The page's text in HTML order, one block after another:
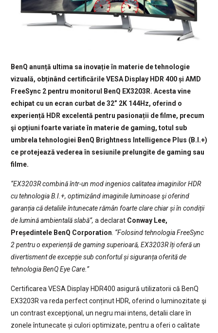
BenQ anunță ultima sa inovație în materie de tehnologie
vizuală, obținând certificările VESA Display HDR 400 și AMD
FreeSync 2 pentru monitorul BenQ EX3203R. Acesta vine
echipat cu un ecran curbat de 32” 2K 144Hz, oferind o
experiență HDR excelentă pentru pasionații de filme, precum
şi opțiuni foarte variate în materie de gaming, totul sub
umbrela tehnologiei BenQ Brightness Intelligence Plus (B.I.+)
ce protejează vederea în sesiunile prelungite de gaming sau
filme.
“EX3203R combină într-un mod ingenios calitatea imaginilor HDR
cu tehnologia B.I.+, optimizând imaginile luminoase şi oferind
garanția că detaliile întunecate rămân foarte clare chiar și în condiții
de lumină ambientală slabă”, a declarat Conway Lee,
Președintele BenQ Corporation. “Folosind tehnologia FreeSync
2 pentru o experiență de gaming superioară, EX3203R îți oferă un
divertisment de excepție sub confortul și siguranța oferită de
tehnologia BenQ Eye Care.”
Certificarea VESA Display HDR400 asigură utilizatorii că BenQ
EX3203R va reda perfect conținut HDR, oferind o luminozitate şi
un contrast excepţional, un negru mai intens, detalii clare în
zonele întunecate și culori optimizate, pentru a oferi o calitate